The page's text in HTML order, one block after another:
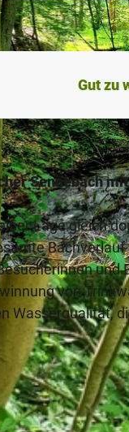
Wald_Stadt Schloß Holte-
Gut zu
Sennebach
Lage gleich
und
von
Wasserqualität,